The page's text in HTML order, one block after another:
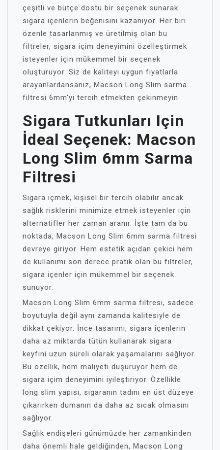
çeşitli ve bütçe dostu bir seçenek sunarak
sigara içenlerin beğenisini kazanıyor. Her biri
özenle tasarlanmış ve üretilmiş olan bu
filtreler, sigara içim deneyimini özelleştirmek
isteyenler için mükemmel bir seçenek
oluşturuyor. Siz de kaliteyi uygun fiyatlarla
arayanlardansanız, Macson Long Slim sarma
filtresi 6mm'yi tercih etmekten çekinmeyin.
Sigara Tutkunları Için
İdeal Seçenek: Macson
Long Slim 6mm Sarma
Filtresi
Sigara içmek, kişisel bir tercih olabilir ancak
sağlık risklerini minimize etmek isteyenler için
alternatifler her zaman aranır. İşte tam da bu
noktada, Macson Long Slim 6mm sarma filtresi
devreye giriyor. Hem estetik açıdan çekici hem
de kullanımı son derece pratik olan bu filtreler,
sigara içenler için mükemmel bir seçenek
sunuyor.
Macson Long Slim 6mm sarma filtresi, sadece
boyutuyla değil aynı zamanda kalitesiyle de
dikkat çekiyor. İnce tasarımı, sigara içenlerin
daha az miktarda tütün kullanarak sigara
keyfini uzun süreli olarak yaşamalarını sağlıyor.
Bu özellik, hem maliyeti düşürüyor hem de
sigara içim deneyimini iyileştiriyor. Özellikle
long slim yapısı, sigaranın tadını en üst düzeye
çıkarırken dumanın da daha az sıcak olmasını
sağlıyor.
Sağlık endişeleri günümüzde her zamankinden
daha önemli hale geldiğinden, Macson Long